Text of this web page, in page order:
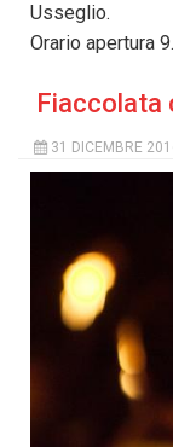
Usseglio.
Orario apertura
Fiaccolata
31 DICEMBRE